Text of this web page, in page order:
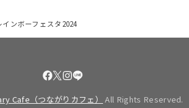
ンボーフェスタ2024
Cafe（つながりカフェ） All Rights Reserved.